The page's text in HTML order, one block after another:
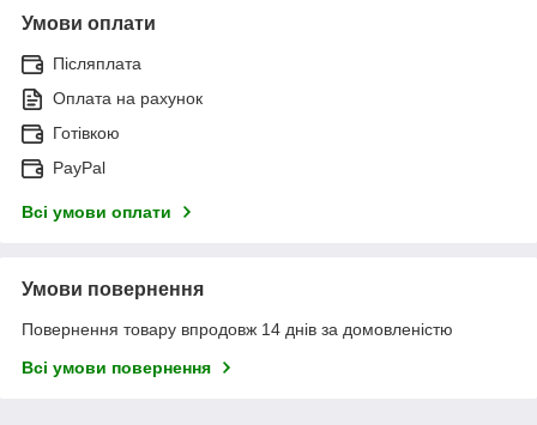
Умови оплати
Післяплата
Оплата на рахунок
Готівкою
PayPal
Всі умови оплати
Умови повернення
Повернення товару впродовж 14 днів за домовленістю
Всі умови повернення